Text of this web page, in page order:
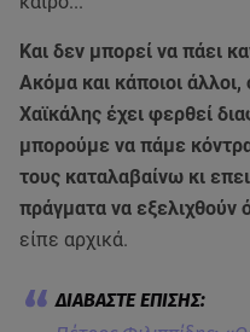
Και δεν μπορεί να πάει
Ακόμα και κάποιοι άλλοι,
Χαϊκάλης έχει φερθεί
μπορούμε να πάμε
τους καταλαβαίνω κι
πράγματα να εξελιχθούν
είπε αρχικά.